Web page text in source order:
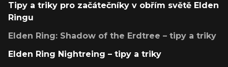
Tipy a triky pro začátečníky v obřím světě Elden
Ringu
Elden Ring: Shadow of the Erdtree – tipy a triky
Elden Ring Nightreing – tipy a triky